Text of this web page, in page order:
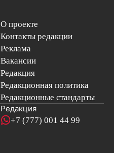
О проекте
Контакты редакции
Реклама
Вакансии
Редакция
Редакционная политика
Редакционные стандарты
Редакция
+7 (777) 001 44 99